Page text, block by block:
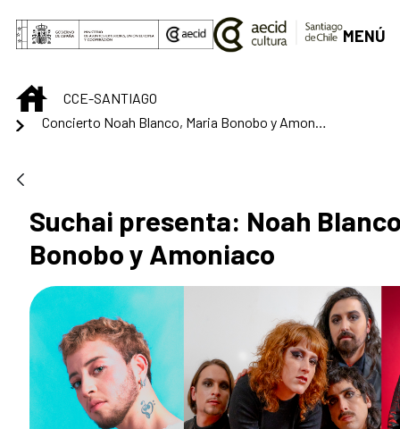
Saltar al contenido principal
MENÚ
INICIOCCE-SANTIAGO
Suchai presenta: Noah
Bonobo y Amoniaco